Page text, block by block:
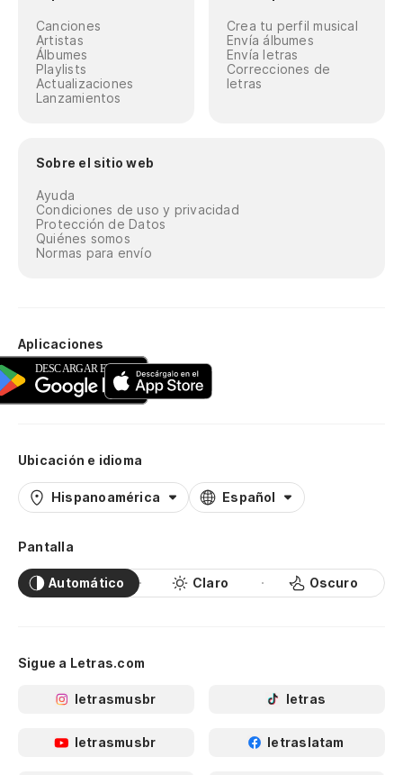
Canciones
Artistas
Álbumes
Playlists
Actualizaciones
Lanzamientos
Crea tu perfil musical
Envía álbumes
Envía letras
Correcciones de
letras
Sobre el sitio web
Ayuda
Condiciones de uso y privacidad
Protección de Datos
Quiénes somos
Normas para envío
Aplicaciones
Ubicación e idioma
Hispanoamérica Español
Pantalla
Automático Claro Oscuro
Sigue a Letras.com
letrasmusbr letras
letrasmusbr letraslatam